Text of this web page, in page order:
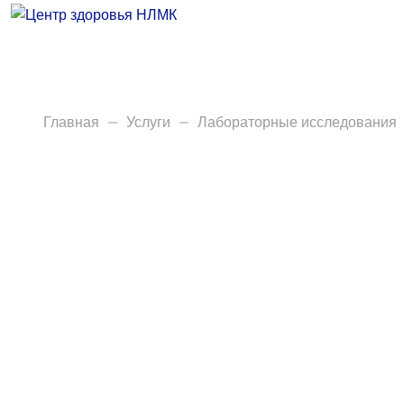
Анализы
Главная Услуги Лабораторные исследования